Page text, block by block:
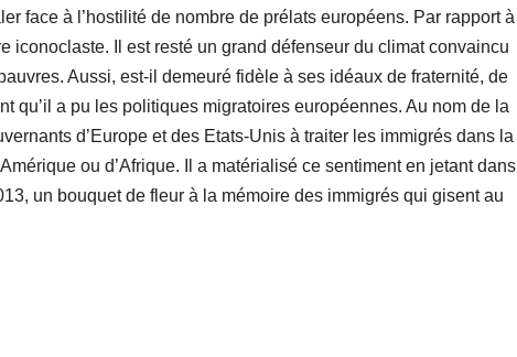
face à l’hostilité de nombre de prélats européens. Par rapport à
iconoclaste. Il est resté un grand défenseur du climat convaincu
Aussi, est-il demeuré fidèle à ses idéaux de fraternité, de
qu’il a pu les politiques migratoires européennes. Au nom de la
d’Europe et des Etats-Unis à traiter les immigrés dans la
ou d’Afrique. Il a matérialisé ce sentiment en jetant dans
un bouquet de fleur à la mémoire des immigrés qui gisent au